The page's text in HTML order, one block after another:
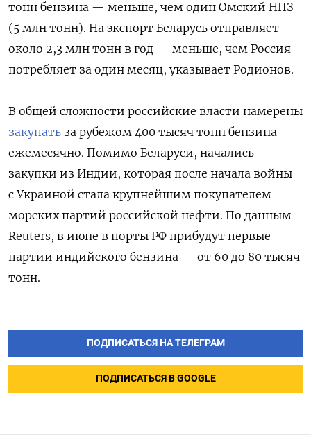
тонн бензина — меньше, чем один Омский НПЗ
(5 млн тонн). На экспорт Беларусь отправляет
около 2,3 млн тонн в год — меньше, чем Россия
потребляет за один месяц, указывает Родионов.
В общей сложности российские власти намерены
закупать за рубежом 400 тысяч тонн бензина
ежемесячно. Помимо Беларуси, начались
закупки из Индии, которая после начала войны
с Украиной стала крупнейшим покупателем
морских партий российской нефти. По данным
Reuters, в июне в порты РФ прибудут первые
партии индийского бензина — от 60 до 80 тысяч
тонн.
ПОДПИСАТЬСЯ НА ТЕЛЕГРАМ
ПОДПИСАТЬСЯ В GOOGLE